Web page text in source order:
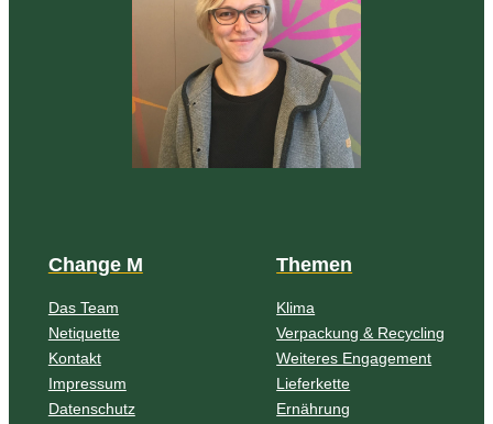
Change M
Das Team
Netiquette
Kontakt
Impressum
Datenschutz
Themen
Klima
Verpackung & Recycling
Weiteres Engagement
Lieferkette
Ernährung